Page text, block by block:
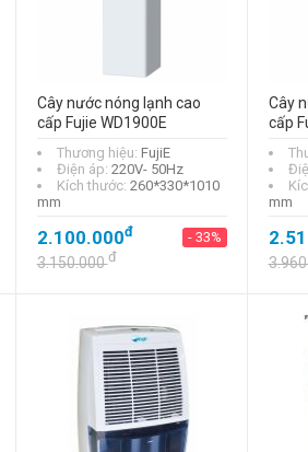
Cây nước nóng lạnh cao
cấp Fujie WD1900E
Thương hiệu: FujiE
Điện áp: 220V- 50Hz
Kích thước: 260*330*1010
mm
2.100.000đ - 33%
3.150.000đ
Cây
cấp
mm